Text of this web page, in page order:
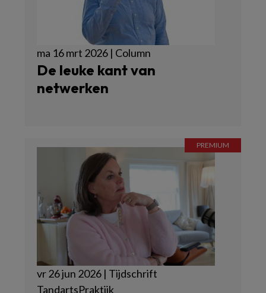
ma 16 mrt 2026 | Column
De leuke kant van
netwerken
vr 26 jun 2026 | Tijdschrift
TandartsPraktijk